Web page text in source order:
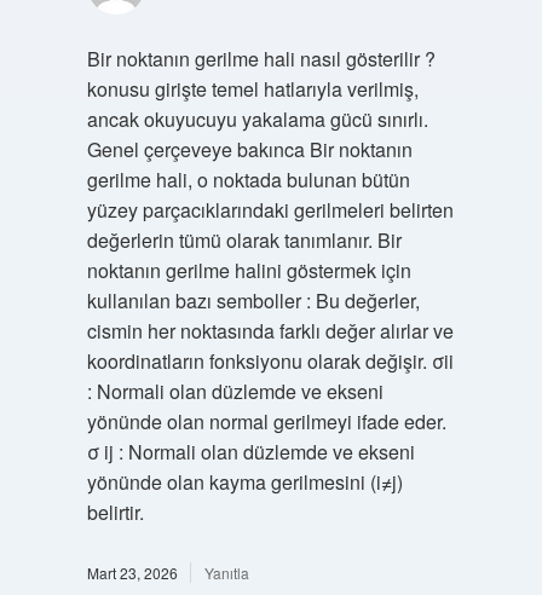
Bir noktanın gerilme hali nasıl gösterilir ?
konusu girişte temel hatlarıyla verilmiş,
ancak okuyucuyu yakalama gücü sınırlı.
Genel çerçeveye bakınca Bir noktanın
gerilme hali, o noktada bulunan bütün
yüzey parçacıklarındaki gerilmeleri belirten
değerlerin tümü olarak tanımlanır. Bir
noktanın gerilme halini göstermek için
kullanılan bazı semboller : Bu değerler,
cismin her noktasında farklı değer alırlar ve
koordinatların fonksiyonu olarak değişir. σii
: Normali olan düzlemde ve ekseni
yönünde olan normal gerilmeyi ifade eder.
σ ij : Normali olan düzlemde ve ekseni
yönünde olan kayma gerilmesini (i≠j)
belirtir.
Mart 23, 2026 Yanıtla